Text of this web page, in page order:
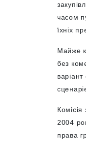
часом
їхніх
Майже
без
Комісія
2004
права